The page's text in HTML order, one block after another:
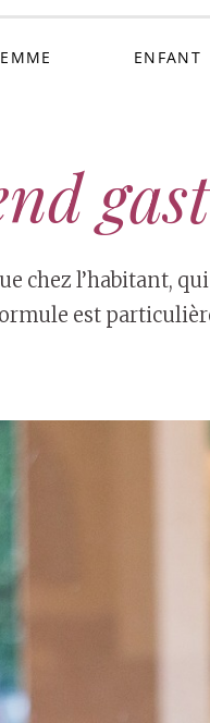
ENFANT
chez l’habitant,
est